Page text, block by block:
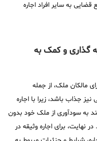
قضایی به سایر افراد اجاره
گذاری و کمک به
مالکان ملک، از جمله
جذاب باشد، زیرا با اجاره
به سودآوری از ملک خود بدون
نهایت، برای اجاره وثیقه در